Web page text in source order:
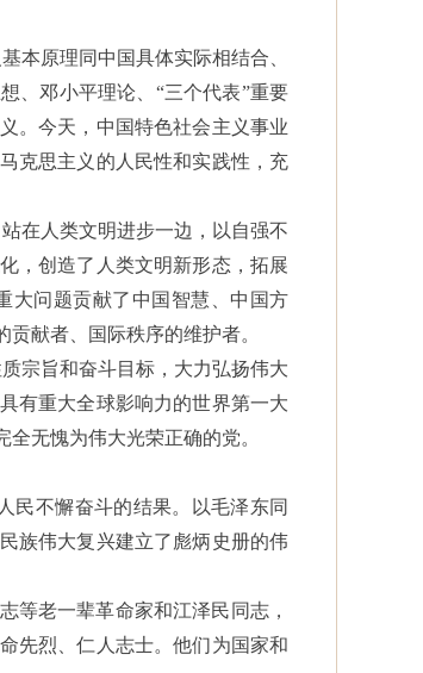
本原理同中国具体实际相结合、
、邓小平理论、“三个代表”重要
。今天，中国特色社会主义事业
克思主义的人民性和实践性，充
在人类文明进步一边，以自强不
，创造了人类文明新形态，拓展
大问题贡献了中国智慧、中国方
献者、国际秩序的维护者。
宗旨和奋斗目标，大力弘扬伟大
有重大全球影响力的世界第一大
无愧为伟大光荣正确的党。
民不懈奋斗的结果。以毛泽东同
族伟大复兴建立了彪炳史册的伟
等老一辈革命家和江泽民同志，
先烈、仁人志士。他们为国家和